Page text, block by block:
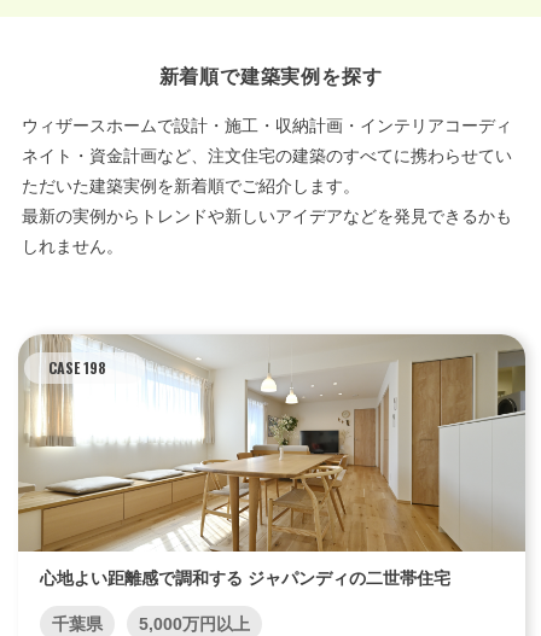
新着順で建築実例を探す
ウィザースホームで設計・施工・収納計画・インテリアコーディ
ネイト・資金計画など、注文住宅の建築のすべてに携わらせてい
ただいた建築実例を新着順でご紹介します。
最新の実例からトレンドや新しいアイデアなどを発見できるかも
しれません。
CASE 198
心地よい距離感で調和する ジャパンディの二世帯住宅
千葉県 5,000万円以上